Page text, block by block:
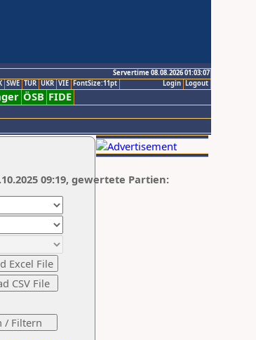
Servertime 08.08.2026 01:03:07
Logout
Login
SWE TUR UKR VIE FontSize:11pt
ÖSB FIDE
09:19, gewertete Partien: